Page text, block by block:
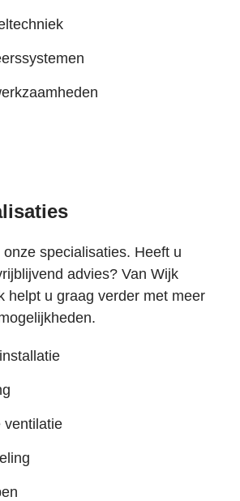
specialisaties. Heeft u
advies? Van Wijk
helpt u graag verder met meer
ventilatie